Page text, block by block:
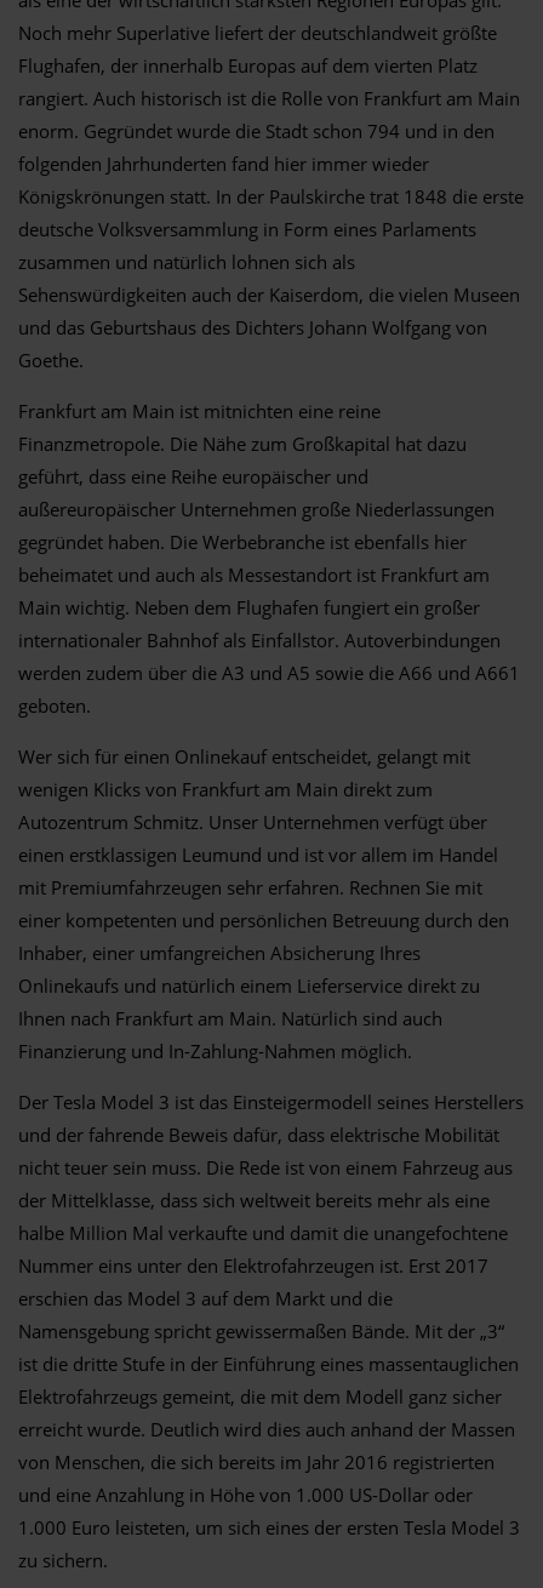
Noch mehr Superlative liefert der deutschlandweit größte
Flughafen, der innerhalb Europas auf dem vierten Platz
rangiert. Auch historisch ist die Rolle von Frankfurt am Main
enorm. Gegründet wurde die Stadt schon 794 und in den
folgenden Jahrhunderten fand hier immer wieder
Königskrönungen statt. In der Paulskirche trat 1848 die erste
deutsche Volksversammlung in Form eines Parlaments
zusammen und natürlich lohnen sich als
Sehenswürdigkeiten auch der Kaiserdom, die vielen Museen
und das Geburtshaus des Dichters Johann Wolfgang von
Goethe.
Frankfurt am Main ist mitnichten eine reine
Finanzmetropole. Die Nähe zum Großkapital hat dazu
geführt, dass eine Reihe europäischer und
außereuropäischer Unternehmen große Niederlassungen
gegründet haben. Die Werbebranche ist ebenfalls hier
beheimatet und auch als Messestandort ist Frankfurt am
Main wichtig. Neben dem Flughafen fungiert ein großer
internationaler Bahnhof als Einfallstor. Autoverbindungen
werden zudem über die A3 und A5 sowie die A66 und A661
geboten.
Wer sich für einen Onlinekauf entscheidet, gelangt mit
wenigen Klicks von Frankfurt am Main direkt zum
Autozentrum Schmitz. Unser Unternehmen verfügt über
einen erstklassigen Leumund und ist vor allem im Handel
mit Premiumfahrzeugen sehr erfahren. Rechnen Sie mit
einer kompetenten und persönlichen Betreuung durch den
Inhaber, einer umfangreichen Absicherung Ihres
Onlinekaufs und natürlich einem Lieferservice direkt zu
Ihnen nach Frankfurt am Main. Natürlich sind auch
Finanzierung und In-Zahlung-Nahmen möglich.
Der Tesla Model 3 ist das Einsteigermodell seines Herstellers
und der fahrende Beweis dafür, dass elektrische Mobilität
nicht teuer sein muss. Die Rede ist von einem Fahrzeug aus
der Mittelklasse, dass sich weltweit bereits mehr als eine
halbe Million Mal verkaufte und damit die unangefochtene
Nummer eins unter den Elektrofahrzeugen ist. Erst 2017
erschien das Model 3 auf dem Markt und die
Namensgebung spricht gewissermaßen Bände. Mit der „3“
ist die dritte Stufe in der Einführung eines massentauglichen
Elektrofahrzeugs gemeint, die mit dem Modell ganz sicher
erreicht wurde. Deutlich wird dies auch anhand der Massen
von Menschen, die sich bereits im Jahr 2016 registrierten
und eine Anzahlung in Höhe von 1.000 US-Dollar oder
1.000 Euro leisteten, um sich eines der ersten Tesla Model 3
zu sichern.